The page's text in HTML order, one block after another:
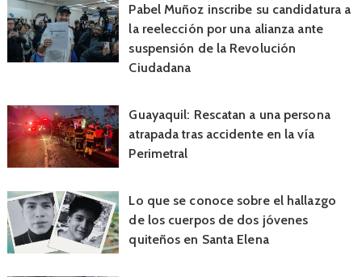
Pabel Muñoz inscribe su candidatura a
la reelección por una alianza ante
suspensión de la Revolución
Ciudadana
Guayaquil: Rescatan a una persona
atrapada tras accidente en la vía
Perimetral
Lo que se conoce sobre el hallazgo
de los cuerpos de dos jóvenes
quiteños en Santa Elena